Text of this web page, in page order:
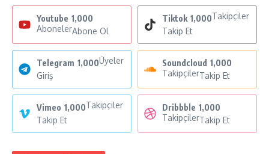
Youtube 1,000
AbonelerAbone Ol
Tiktok 1,000Takipçiler
Takip Et
Telegram 1,000Üyeler
Giriş
Soundcloud 1,000
TakipçilerTakip Et
Vimeo 1,000Takipçiler
Takip Et
Dribbble 1,000
TakipçilerTakip Et